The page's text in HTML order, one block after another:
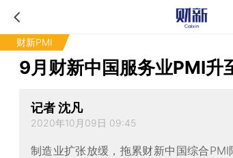
财新PMI
9月财新中国服务业PMI升
记者 沈凡
2020年10月09日 09:45
制造业扩张放缓，拖累财新中国综合